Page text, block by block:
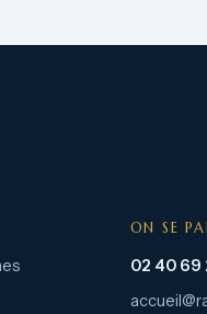
ON SE
02 40 69